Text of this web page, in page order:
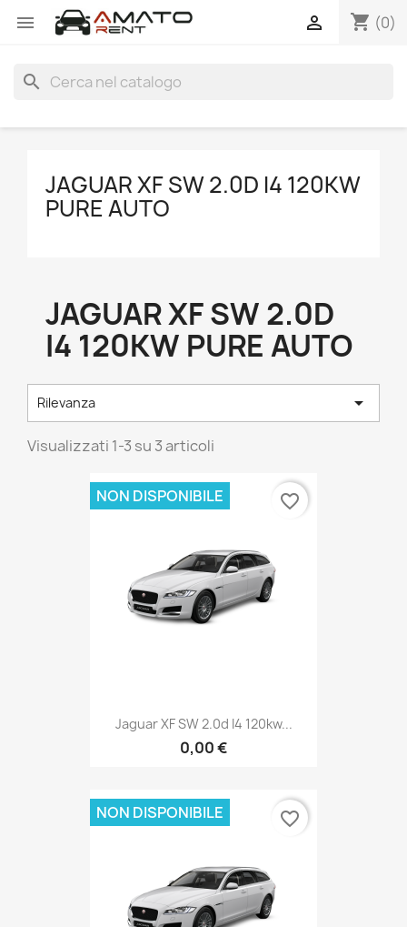
 shopping_cart (0)

search
JAGUAR XF SW 2.0D I4 120KW
PURE AUTO
JAGUAR XF SW 2.0D
I4 120KW PURE AUTO
Rilevanza 
Visualizzati 1-3 su 3 articoli
Jaguar XF SW 2.0d I4 120kw...
0,00 €
NON DISPONIBILE favorite_border
NON DISPONIBILE favorite_border